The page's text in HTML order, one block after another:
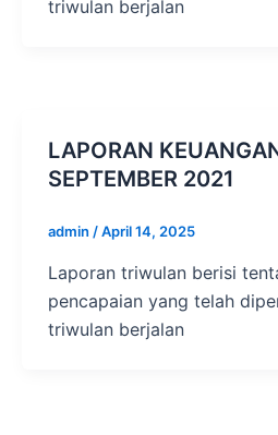
triwulan berjalan
LAPORAN
SEPTEMBER 2021
admin /April 14, 2025
Laporan triwulan berisi
pencapaian yang telah
triwulan berjalan